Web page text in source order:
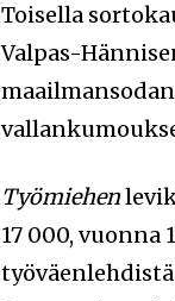
Toisella
Valpas-
Työmiehen
17 000, vuonna